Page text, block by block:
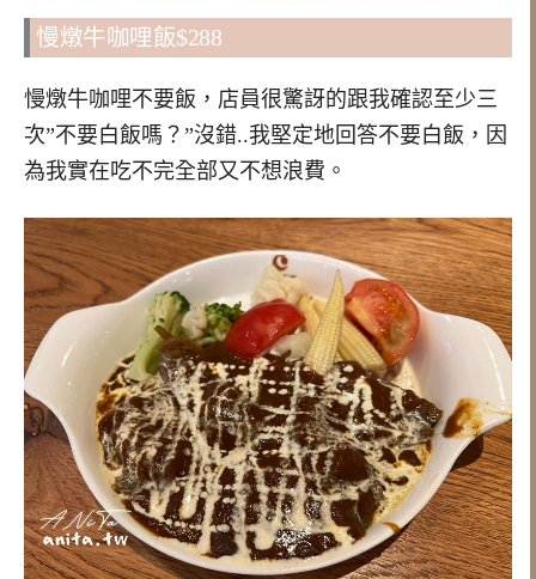
慢燉牛咖哩飯$288
慢燉牛咖哩不要飯，店員很驚訝的跟我確認至少三
次”不要白飯嗎？”沒錯..我堅定地回答不要白飯，因
為我實在吃不完全部又不想浪費。